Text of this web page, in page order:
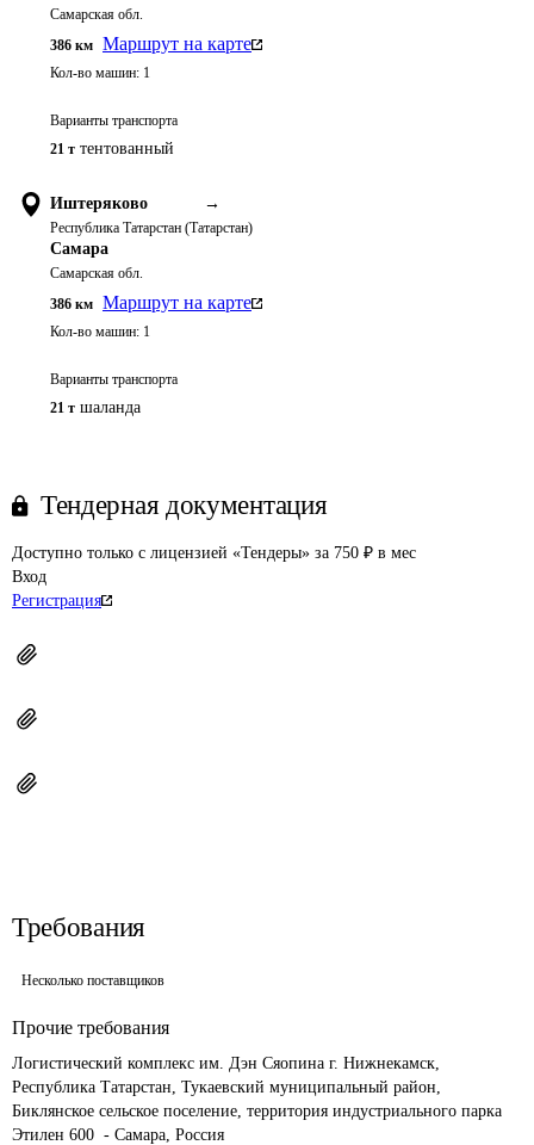
Самарская обл.
386 км Маршрут на карте
Кол-во машин: 1
Варианты транспорта
21 т тентованный
Иштеряково →
Республика Татарстан (Татарстан)
Самара
Самарская обл.
386 км Маршрут на карте
Кол-во машин: 1
Варианты транспорта
21 т шаланда
Тендерная документация
Доступно только с лицензией «Тендеры» за 750 ₽ в мес
Вход
Регистрация
Требования
Несколько поставщиков
Прочие требования
Логистический комплекс им. Дэн Сяопина г. Нижнекамск,
Республика Татарстан, Тукаевский муниципальный район,
Биклянское сельское поселение, территория индустриального парка
Этилен 600  - Самара, Россия